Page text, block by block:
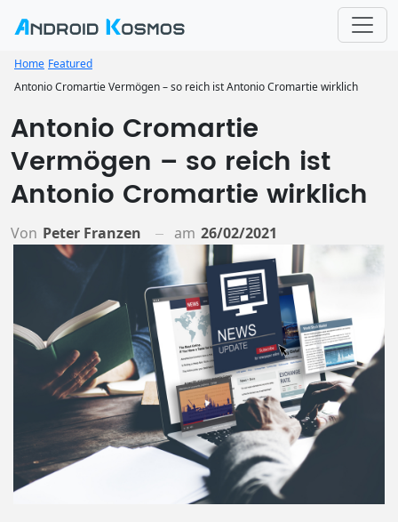
Home Featured
Antonio Cromartie Vermögen – so reich ist Antonio Cromartie wirklich
Antonio Cromartie
Vermögen – so reich ist
Antonio Cromartie wirklich
Von Peter Franzen am 26/02/2021